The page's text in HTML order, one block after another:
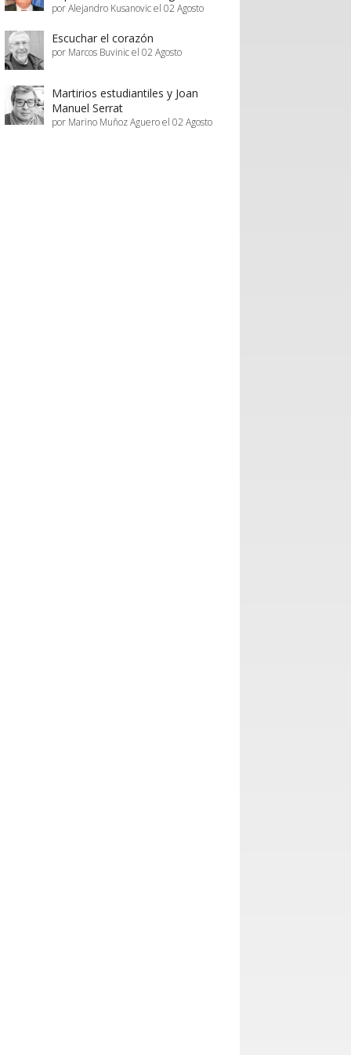
por Alejandro Kusanovic el 02 Agosto
Escuchar el corazón
por Marcos Buvinic el 02 Agosto
Martirios estudiantiles y Joan
Manuel Serrat
por Marino Muñoz Aguero el 02 Agosto